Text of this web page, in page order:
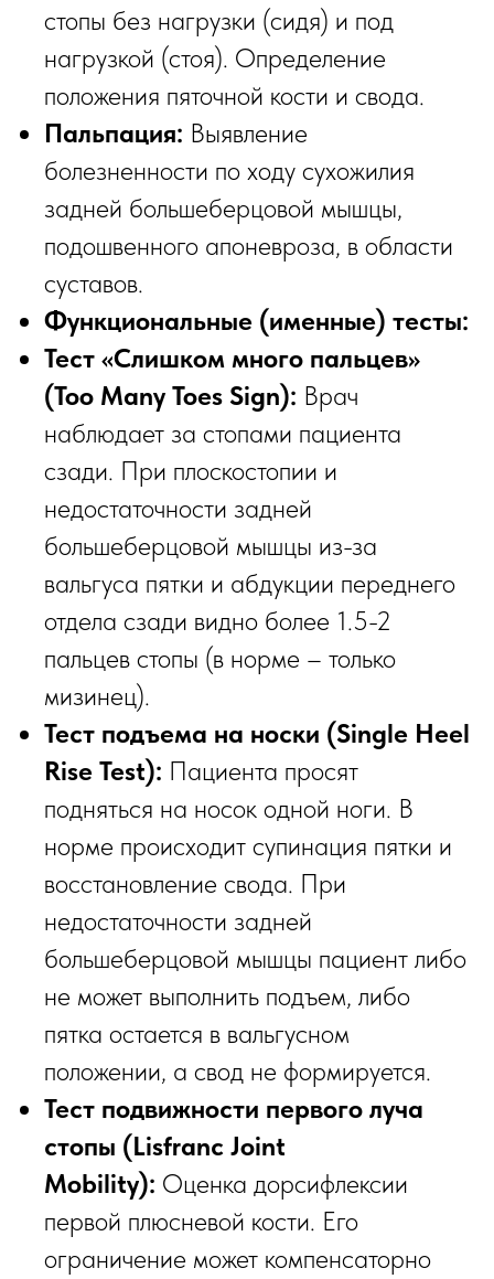
стопы без нагрузки (сидя) и под
нагрузкой (стоя). Определение
положения пяточной кости и свода.
Пальпация: Выявление
болезненности по ходу сухожилия
задней большеберцовой мышцы,
подошвенного апоневроза, в области
суставов.
Функциональные (именные) тесты:
Тест «Слишком много пальцев»
(Too Many Toes Sign): Врач
наблюдает за стопами пациента
сзади. При плоскостопии и
недостаточности задней
большеберцовой мышцы из-за
вальгуса пятки и абдукции переднего
отдела сзади видно более 1.5-2
пальцев стопы (в норме – только
мизинец).
Тест подъема на носки (Single Heel
Rise Test): Пациента просят
подняться на носок одной ноги. В
норме происходит супинация пятки и
восстановление свода. При
недостаточности задней
большеберцовой мышцы пациент либо
не может выполнить подъем, либо
пятка остается в вальгусном
положении, а свод не формируется.
Тест подвижности первого луча
стопы (Lisfranc Joint
Mobility): Оценка дорсифлексии
первой плюсневой кости. Его
ограничение может компенсаторно